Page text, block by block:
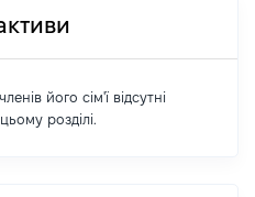
його сім'ї відсутні
розділі.